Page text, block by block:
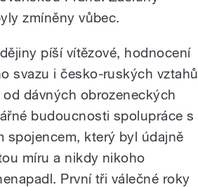
zmíněny vůbec.
píší vítězové, hodnocení
svazu i česko-ruských vztahů
dávných obrozeneckých
budoucnosti spolupráce s
spojencem, který byl údajně
míru a nikdy nikoho
První tři válečné roky